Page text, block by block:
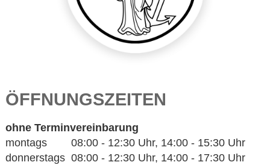
ÖFFNUNGSZEITEN
ohne Terminvereinbarung
montags 08:00 - 12:30 Uhr, 14:00 - 15:30 Uhr
donnerstags 08:00 - 12:30 Uhr, 14:00 - 17:30 Uhr